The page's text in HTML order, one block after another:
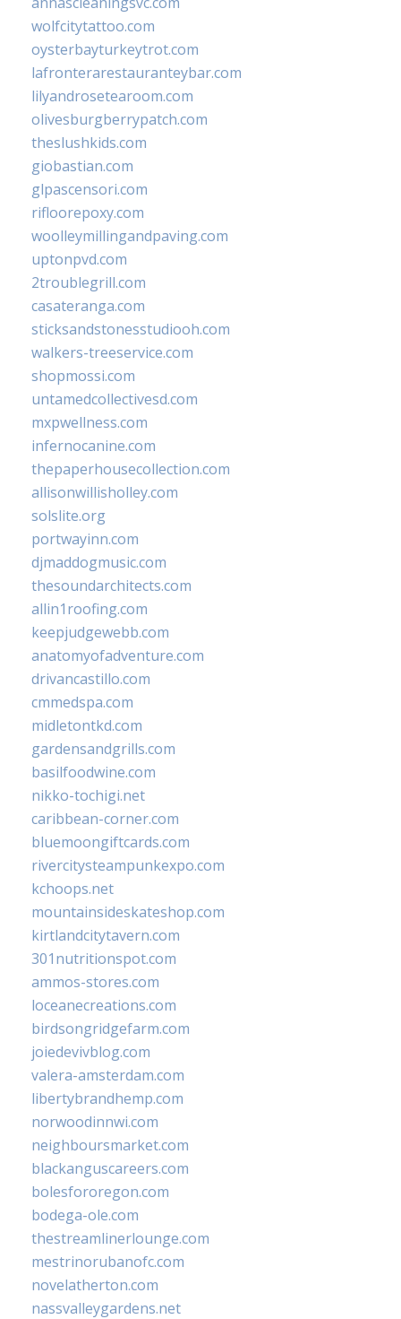
wolfcitytattoo.com
oysterbayturkeytrot.com
lafronterarestauranteybar.com
lilyandrosetearoom.com
olivesburgberrypatch.com
theslushkids.com
giobastian.com
glpascensori.com
rifloorepoxy.com
woolleymillingandpaving.com
uptonpvd.com
2troublegrill.com
casateranga.com
sticksandstonesstudiooh.com
walkers-treeservice.com
shopmossi.com
untamedcollectivesd.com
mxpwellness.com
infernocanine.com
thepaperhousecollection.com
allisonwillisholley.com
solslite.org
portwayinn.com
djmaddogmusic.com
thesoundarchitects.com
allin1roofing.com
keepjudgewebb.com
anatomyofadventure.com
drivancastillo.com
cmmedspa.com
midletontkd.com
gardensandgrills.com
basilfoodwine.com
nikko-tochigi.net
caribbean-corner.com
bluemoongiftcards.com
rivercitysteampunkexpo.com
kchoops.net
mountainsideskateshop.com
kirtlandcitytavern.com
301nutritionspot.com
ammos-stores.com
loceanecreations.com
birdsongridgefarm.com
joiedevivblog.com
valera-amsterdam.com
libertybrandhemp.com
norwoodinnwi.com
neighboursmarket.com
blackanguscareers.com
bolesfororegon.com
bodega-ole.com
thestreamlinerlounge.com
mestrinorubanofc.com
novelatherton.com
nassvalleygardens.net